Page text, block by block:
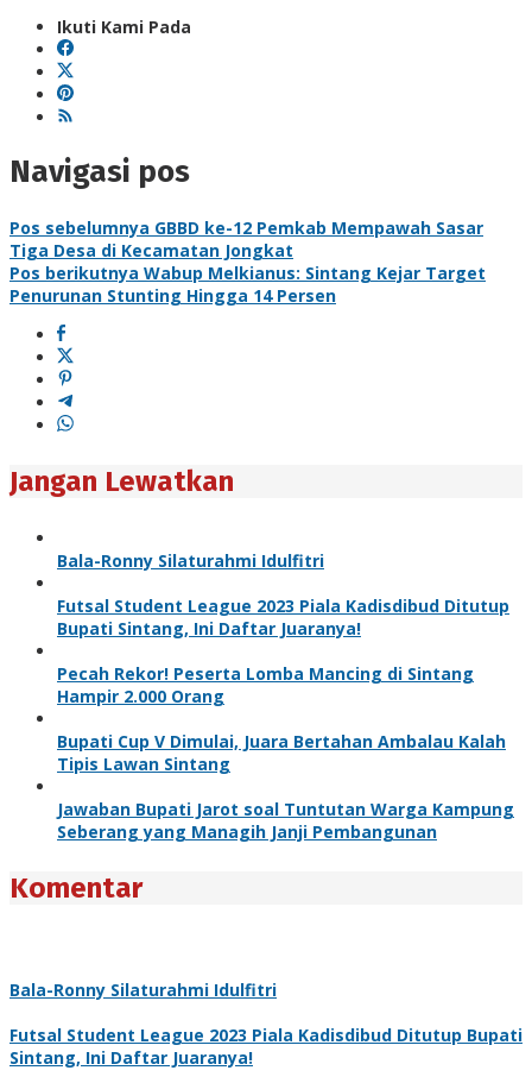
Ikuti Kami Pada
Navigasi pos
Pos sebelumnya GBBD ke-12 Pemkab Mempawah Sasar
Tiga Desa di Kecamatan Jongkat
Pos berikutnya Wabup Melkianus: Sintang Kejar Target
Penurunan Stunting Hingga 14 Persen
Jangan Lewatkan
Bala-Ronny Silaturahmi Idulfitri
Futsal Student League 2023 Piala Kadisdibud Ditutup
Bupati Sintang, Ini Daftar Juaranya!
Pecah Rekor! Peserta Lomba Mancing di Sintang
Hampir 2.000 Orang
Bupati Cup V Dimulai, Juara Bertahan Ambalau Kalah
Tipis Lawan Sintang
Jawaban Bupati Jarot soal Tuntutan Warga Kampung
Seberang yang Managih Janji Pembangunan
Komentar
Bala-Ronny Silaturahmi Idulfitri
Futsal Student League 2023 Piala Kadisdibud Ditutup Bupati
Sintang, Ini Daftar Juaranya!